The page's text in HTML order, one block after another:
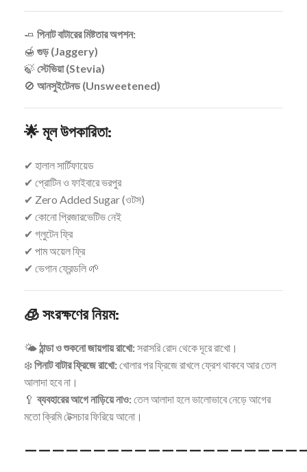
🧈 পিনাট বাটারের মিষ্টতার অপশন:
🍯 গুড় (Jaggery)
🍃 স্টেভিয়া (Stevia)
🚫 আনসুইটেনড (Unsweetened)
🌟 মূল উপকারিতা:
✔ হালাল সার্টিফায়েড
✔ প্রোটিন ও ফাইবারে ভরপুর
✔ Zero Added Sugar (ওটস)
✔ কোনো প্রিজারভেটিভ নেই
✔ গ্লুটেন ফ্রি
✔ পাম অয়েল ফ্রি
✔ ভেগান ফ্রেন্ডলি 🌱
🧊 সংরক্ষণের নিয়ম:
🌤ঠান্ডা ও শুকনো জায়গায় রাখো:সরাসরি রোদ থেকে দূরে রাখো।
❄️পিনাট বাটার ফ্রিজে রাখো:খোলার পর ফ্রিজে রাখলে ফ্রেশ থাকবে আর তেল
আলাদা হবে না।
🥄ব্যবহারের আগে নাড়িয়ে নাও:তেল আলাদা হলে ভালোভাবে নেড়ে আগের
মতো ক্রিমি টেক্সচার ফিরিয়ে আনো।